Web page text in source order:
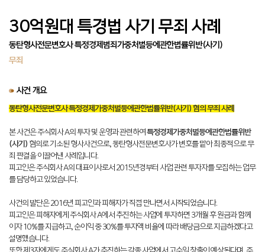
30억원대 특경법 사기 무죄 사례
동탄형사전문변호사 특정경제범죄가중처벌등에관한법률위반(사기)
무죄
사건 개요
동탄형사전문변호사 특정경제가중처벌등에관한법률위반(사기) 혐의 무죄 사례
본 사건은 주식회사 A의 투자 및 운영과 관련하여 특정경제가중처벌등에관한법률위반
(사기) 혐의로 기소된 형사사건으로, 동탄형사전문변호사가 변호를 맡아 최종적으로 무
죄 판결을 이끌어낸 사례입니다.
피고인은 주식회사 A의 대표이사로서 2015년경부터 사업 관련 투자자를 모집하는 업무
를 담당하고 있었습니다.
사건의 발단은 2016년 피고인과 피해자가 직접 만나면서 시작되었습니다.
피고인은 피해자에게 주식회사 A에서 추진하는 사업에 투자하면 3개월 후 원금과 함께
이자 10%를 지급하고, 순이익 중 30%를 투자액 비율에 따라 배당금으로 지급하겠다고
설명했습니다.